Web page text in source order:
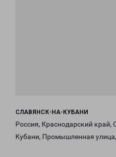
СЛАВЯНСК-НА-КУБАНИ
Россия, Краснодарский край,
Кубани, Промышленная